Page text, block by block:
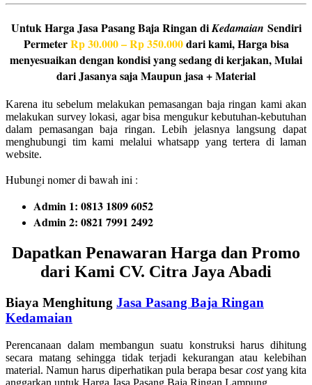
Untuk Harga Jasa Pasang Baja Ringan diKedamaian Sendiri
PermeterRp 30.000 – Rp 350.000dari kami, Harga bisa
menyesuaikan dengan kondisi yang sedang di kerjakan, Mulai
dari Jasanya saja Maupun jasa + Material
Karena itu sebelum melakukan pemasangan baja ringan kami akan
melakukan survey lokasi, agar bisa mengukur kebutuhan-kebutuhan
dalam pemasangan baja ringan. Lebih jelasnya langsung dapat
menghubungi tim kami melalui whatsapp yang tertera di laman
website.
Hubungi nomer di bawah ini :
Admin 1: 0813 1809 6052
Admin 2: 0821 7991 2492
Dapatkan Penawaran Harga dan Promo
dari Kami CV. Citra Jaya Abadi
Biaya Menghitung Jasa Pasang Baja Ringan
Kedamaian
Perencanaan dalam membangun suatu konstruksi harus dihitung
secara matang sehingga tidak terjadi kekurangan atau kelebihan
material. Namun harus diperhatikan pula berapa besar costyang kita
anggarkan untuk Harga Jasa Pasang Baja Ringan Lampung